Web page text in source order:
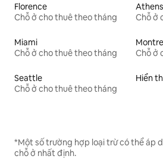
Florence
Chỗ ở cho thuê theo tháng
Athens
Chỗ ở
Miami
Chỗ ở cho thuê theo tháng
Chỗ ở
Seattle
Chỗ ở cho thuê theo tháng
Hiển
*Một số trường hợp loại trừ có thể áp
chỗ ở nhất định.